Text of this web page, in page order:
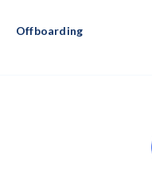
Offboarding